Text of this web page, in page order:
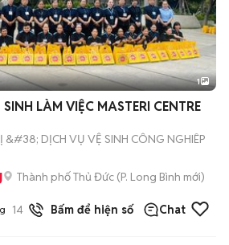
1
LÀM VIỆC MASTERI CENTRE
&#38; DỊCH VỤ VỆ SINH CÔNG NGHIÊP
Thành phố Thủ Đức (P. Long Bình mới)
14 đã bánBấm để hiện số Chat